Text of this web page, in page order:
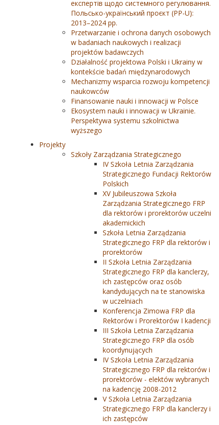
експертів щодо системного регулювання.
Польсько-український проєкт (PP-U):
2013–2024 рр.
Przetwarzanie i ochrona danych osobowych
w badaniach naukowych i realizacji
projektów badawczych
Działalność projektowa Polski i Ukrainy w
kontekście badań międzynarodowych
Mechanizmy wsparcia rozwoju kompetencji
naukowców
Finansowanie nauki i innowacji w Polsce
Ekosystem nauki i innowacji w Ukrainie.
Perspektywa systemu szkolnictwa
wyższego
Projekty
Szkoły Zarządzania Strategicznego
IV Szkoła Letnia Zarządzania
Strategicznego Fundacji Rektorów
Polskich
XV Jubileuszowa Szkoła
Zarządzania Strategicznego FRP
dla rektorów i prorektorów uczelni
akademickich
Szkoła Letnia Zarządzania
Strategicznego FRP dla rektorów i
prorektorów
II Szkoła Letnia Zarządzania
Strategicznego FRP dla kanclerzy,
ich zastępców oraz osób
kandydujących na te stanowiska
w uczelniach
Konferencja Zimowa FRP dla
Rektorów i Prorektorów I kadencji
III Szkoła Letnia Zarządzania
Strategicznego FRP dla osób
koordynujących
IV Szkoła Letnia Zarządzania
Strategicznego FRP dla rektorów i
prorektorów - elektów wybranych
na kadencję 2008-2012
V Szkoła Letnia Zarządzania
Strategicznego FRP dla kanclerzy i
ich zastępców